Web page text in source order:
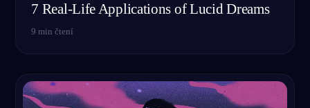
7 Real-Life Applications of Lucid Dreams
9 min čtení